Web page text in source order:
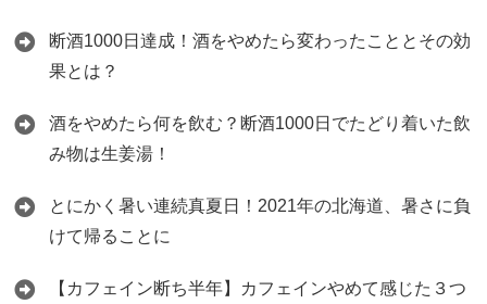
断酒1000日達成！酒をやめたら変わったこととその効
果とは？
酒をやめたら何を飲む？断酒1000日でたどり着いた飲
み物は生姜湯！
とにかく暑い連続真夏日！2021年の北海道、暑さに負
けて帰ることに
【カフェイン断ち半年】カフェインやめて感じた３つ